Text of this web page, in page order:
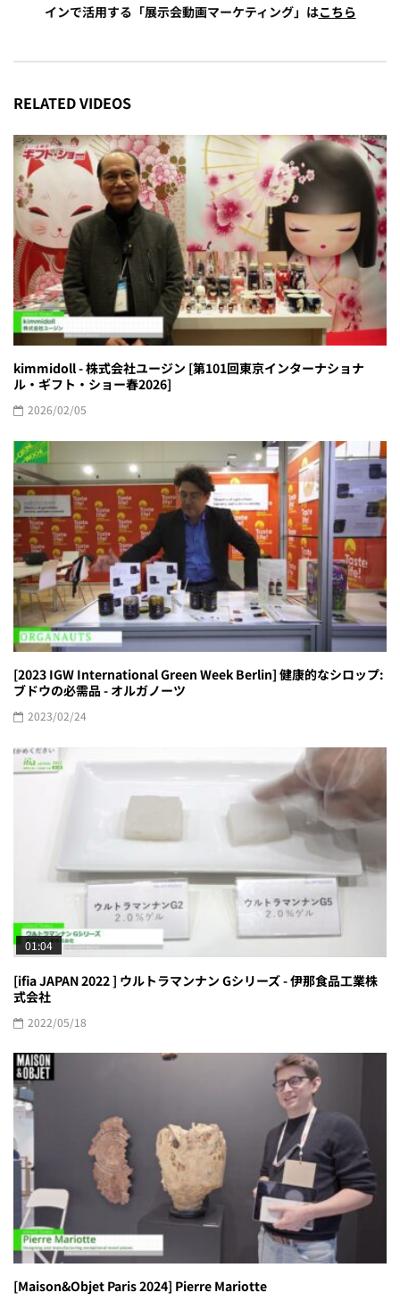
インで活用する「展示会動画マーケティング」はこちら
RELATED VIDEOS
kimmidoll - 株式会社ユージン [第101回東京インターナショナ
ル・ギフト・ショー春2026]
2026/02/05
[2023 IGW International Green Week Berlin] 健康的なシロップ:
ブドウの必需品 - オルガノーツ
2023/02/24
01:04
[ifia JAPAN 2022 ] ウルトラマンナン Gシリーズ - 伊那食品工業株
式会社
2022/05/18
[Maison&Objet Paris 2024] Pierre Mariotte